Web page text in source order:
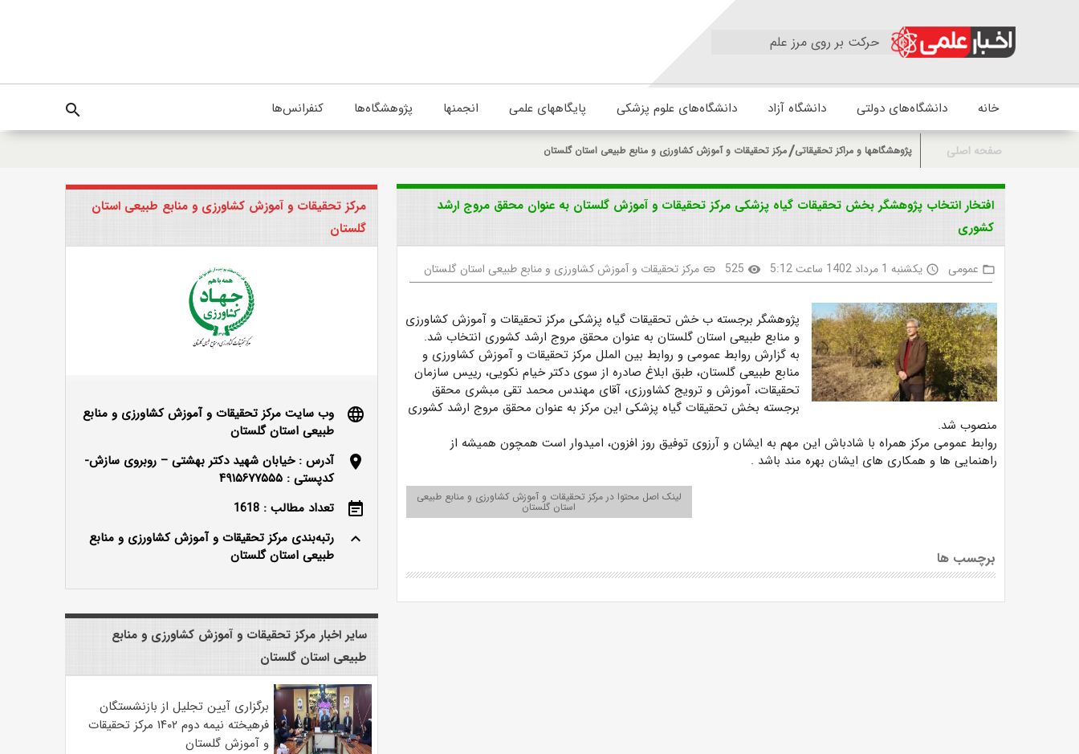
حرکت بر روی مرز علم
خانه دانشگاه‌های دولتی دانشگاه آزاد دانشگاه‌های علوم پزشکی پایگاههای علمی انجمنها پژوهشگاه‌ها کنفرانس‌ها search
صفحه اصلی پژوهشگاهها و مراکز تحقیقاتی مرکز تحقیقات و آموزش کشاورزی و منابع طبیعی استان گلستان
افتخار انتخاب پژوهشگر بخش تحقیقات گیاه پزشکی مرکز تحقیقات و آموزش گلستان به عنوان محقق مروج ارشد
کشوری
folder_open عمومی access_time یکشنبه 1 مرداد 1402 ساعت 5:12 visibility
525
link مرکز تحقیقات و آموزش کشاورزی و منابع طبیعی استان گلستان
پژوهشگر برجسته بخش تحقیقات گیاه پزشکی مرکز تحقیقات و آموزش کشاورزی
و منابع طبیعی استان گلستان به عنوان محقق مروج ارشد کشوری انتخاب شد.
به گزارش روابط عمومی و روابط بین الملل مرکز تحقیقات و آموزش کشاورزی و
منابع طبیعی گلستان، طبق ابلاغ صادره از سوی دکتر خیام نکویی، رییس سازمان
تحقیقات، آموزش و ترویج کشاورزی، آقای مهندس محمد تقی مبشری محقق
برجسته بخش تحقیقات گیاه پزشکی این مرکز به عنوان محقق مروج ارشد کشوری
منصوب شد.
روابط عمومی مرکز همراه با شادباش این مهم به ایشان و آرزوی توفیق روز افزون، امیدوار است همچون همیشه از
راهنمایی ها و همکاری های ایشان بهره مند باشد .
لینک اصل محتوا در مرکز تحقیقات و آموزش کشاورزی و منابع طبیعی
استان گلستان
برچسب ها
مرکز تحقیقات و آموزش کشاورزی و منابع طبیعی استان
گلستان
language
وب سایت مرکز تحقیقات و آموزش کشاورزی و منابع
طبیعی استان گلستان
location_on
آدرس : خیابان شهید دکتر بهشتی – روبروی سازش-
کدپستی : ۴۹۱۵۶۷۷۵۵۵
event_note
تعداد مطالب : 1618
keyboard_arrow_up
رتبه‌بندی مرکز تحقیقات و آموزش کشاورزی و منابع
طبیعی استان گلستان
سایر اخبار مرکز تحقیقات و آموزش کشاورزی و منابع
طبیعی استان گلستان
برگزاری آیین تجلیل از بازنشستگان
فرهیخته نیمه دوم ۱۴۰۲ مرکز تحقیقات
و آموزش گلستان